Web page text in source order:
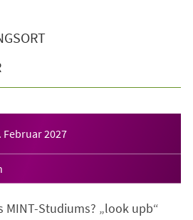
Februar 2027
MINT-Studiums? „look upb“